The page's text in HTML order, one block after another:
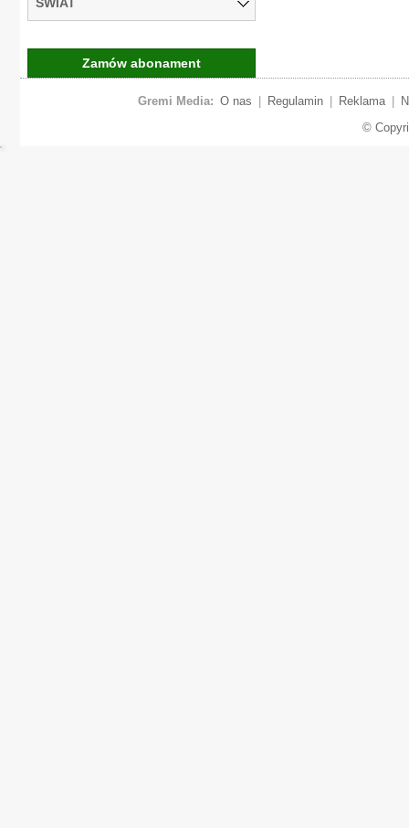
Zamów abonament
Gremi Media: O nas Regulamin Reklama
©